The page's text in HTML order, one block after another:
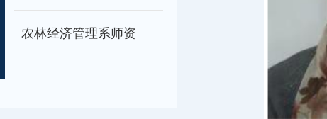
农林经济管理系师资